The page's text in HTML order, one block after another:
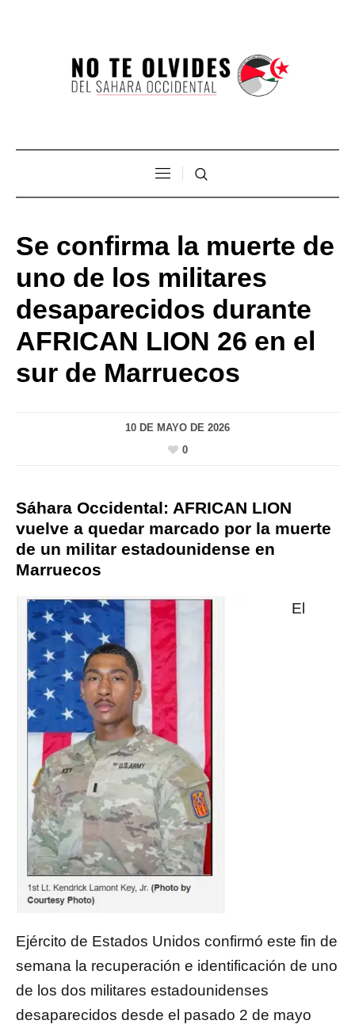
Se confirma la muerte de
uno de los militares
desaparecidos durante
AFRICAN LION 26 en el
sur de Marruecos
10 DE MAYO DE 2026
0
Sáhara Occidental: AFRICAN LION
vuelve a quedar marcado por la muerte
de un militar estadounidense en
Marruecos
El
Ejército de Estados Unidos confirmó este fin de
semana la recuperación e identificación de uno
de los dos militares estadounidenses
desaparecidos desde el pasado 2 de mayo